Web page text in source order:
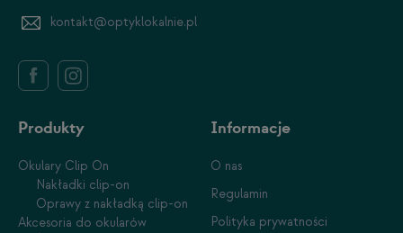
kontakt@optyklokalnie.pl
Produkty
Okulary Clip On
Nakładki clip-on
Oprawy z nakładką clip-on
Akcesoria do okularów
Informacje
O nas
Regulamin
Polityka prywatności